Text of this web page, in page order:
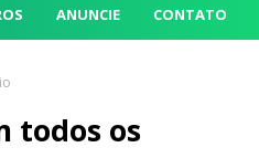
ANUNCIE CONTATO
todos os